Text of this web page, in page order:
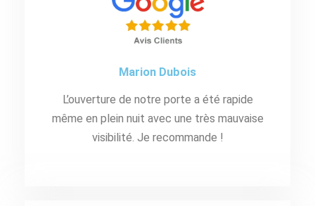
Marion Dubois
L’ouverture de notre porte a été rapide
même en plein nuit avec une très mauvaise
visibilité. Je recommande !